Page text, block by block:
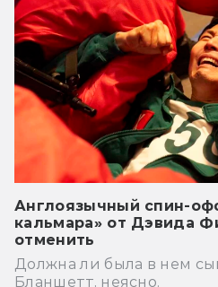
Англоязычный спин-
кальмара» от Дэвида
отменить
Должна ли была в нем
Бланшетт, неясно.